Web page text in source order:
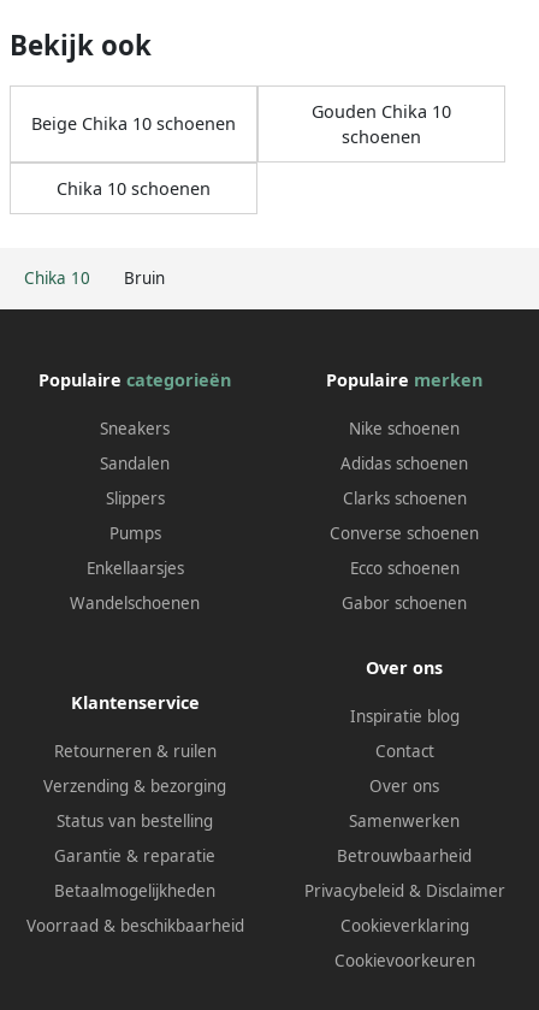
Chika 10 Bruin
Bekijk ook
Beige Chika 10 schoenen
Gouden Chika 10
schoenen
Chika 10 schoenen
Populaire categorieën
Sneakers
Sandalen
Slippers
Pumps
Enkellaarsjes
Wandelschoenen
Populaire merken
Nike schoenen
Adidas schoenen
Clarks schoenen
Converse schoenen
Ecco schoenen
Gabor schoenen
Klantenservice
Retourneren & ruilen
Verzending & bezorging
Status van bestelling
Garantie & reparatie
Betaalmogelijkheden
Voorraad & beschikbaarheid
Over ons
Inspiratie blog
Contact
Over ons
Samenwerken
Betrouwbaarheid
Privacybeleid & Disclaimer
Cookieverklaring
Cookievoorkeuren